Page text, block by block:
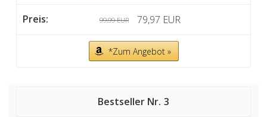
99,99 EUR 79,97 EUR
*Zum Angebot »
3